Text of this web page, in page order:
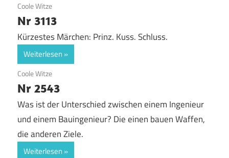
12. September 2018
Coole Witze
Nr 3113
Kürzestes Märchen: Prinz. Kuss. Schluss.
Weiterlesen
12. September 2018
Coole Witze
Nr 2543
Was ist der Unterschied zwischen einem Ingenieur
und einem Bauingenieur? Die einen bauen Waffen,
die anderen Ziele.
Weiterlesen